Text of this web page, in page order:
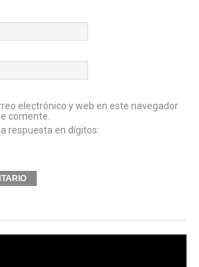
electrónico y web en este navegador
comente.
respuesta en dígitos: